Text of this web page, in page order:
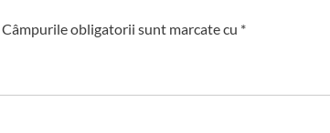
Câmpurile obligatorii sunt marcate cu *